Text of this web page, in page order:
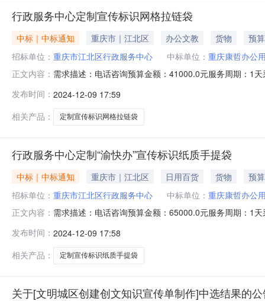
行政服务中心定制宣传标识网格拉链袋
中标｜中标通知 重庆市｜江北区 办公文教 货物
预
招标单位： 重庆市江北区行政服务中心 中标单位： 重庆康哲办公
正文内容： 需求描述：电话咨询预算金额：41000.0元服务周期：1
40500.040500.040500.00-成交2024-12-0917:12:56第1
发布时间： 2024-12-09 17:59
相关产品：
定制宣传标识网格拉链袋
行政服务中心定制“渝快办”宣传标识纸质手提袋
中标｜中标通知 重庆市｜江北区 日用百货 货物
预
招标单位： 重庆市江北区行政服务中心 中标单位： 重庆康哲办公
正文内容： 需求描述：电话咨询预算金额：65000.0元服务周期：1
64000.064000.064000.00-成交2024-12-0917:12:40第1
发布时间： 2024-12-09 17:58
相关产品：
定制宣传标识纸质手提袋
关于[文明城区创建创文知识宣传单制作]中选结果的